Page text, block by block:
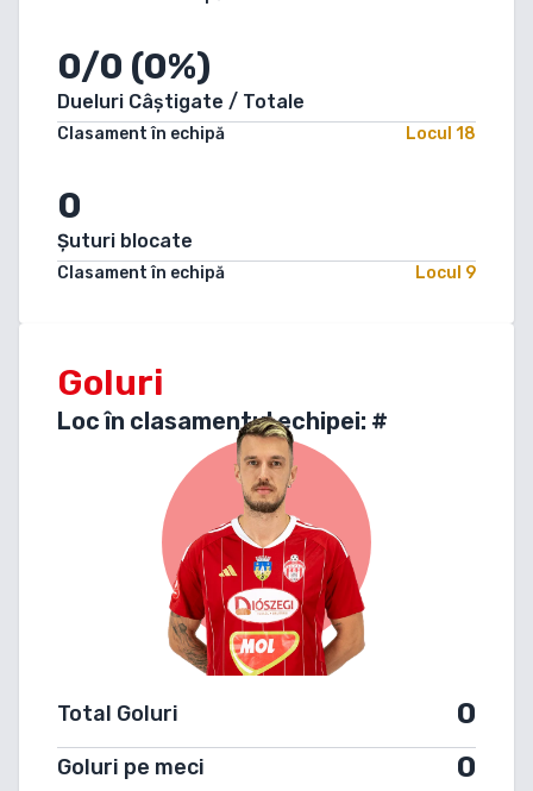
0/0 (0%)
Dueluri Câștigate / Totale
Clasament în echipă Locul 18
0
Șuturi blocate
Clasament în echipă Locul 9
Goluri
Loc în clasamentul echipei: #
Total Goluri 0
Goluri pe meci 0